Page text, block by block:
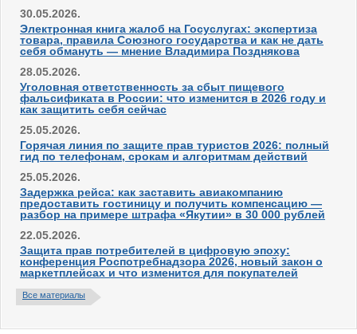
30.05.2026.
Электронная книга жалоб на Госуслугах: экспертиза
товара, правила Союзного государства и как не дать
себя обмануть — мнение Владимира Позднякова
28.05.2026.
Уголовная ответственность за сбыт пищевого
фальсификата в России: что изменится в 2026 году и
как защитить себя сейчас
25.05.2026.
Горячая линия по защите прав туристов 2026: полный
гид по телефонам, срокам и алгоритмам действий
25.05.2026.
Задержка рейса: как заставить авиакомпанию
предоставить гостиницу и получить компенсацию —
разбор на примере штрафа «Якутии» в 30 000 рублей
22.05.2026.
Защита прав потребителей в цифровую эпоху:
конференция Роспотребнадзора 2026, новый закон о
маркетплейсах и что изменится для покупателей
Все материалы